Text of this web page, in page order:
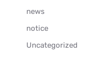
news
notice
Uncategorized